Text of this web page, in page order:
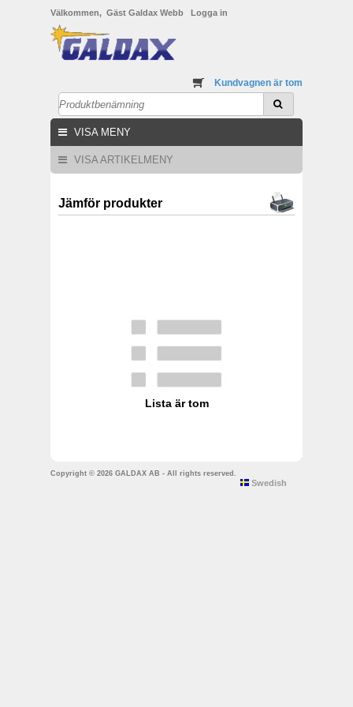
Välkommen, Gäst Galdax Webb Logga in
Kundvagnen är tom
VISA MENY
VISA ARTIKELMENY
Jämför produkter
Lista är tom
Copyright © 2026 GALDAX AB - All rights reserved.
Swedish